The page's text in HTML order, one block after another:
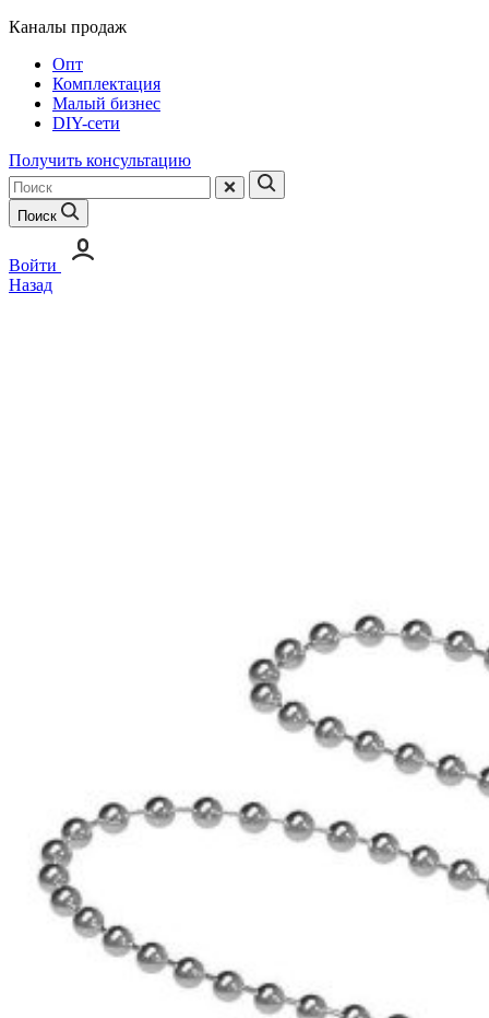
Каналы продаж
Опт
Комплектация
Малый бизнес
DIY-сети
Получить консультацию
Поиск
Войти
Назад